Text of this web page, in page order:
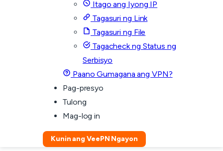
Itago ang Iyong IP
Tagasuri ng Link
Tagasuri ng File
Tagacheck ng Status ng
Serbisyo
Paano Gumagana ang VPN?
Pag-presyo
Tulong
Mag-log in
Kunin ang VeePN Ngayon